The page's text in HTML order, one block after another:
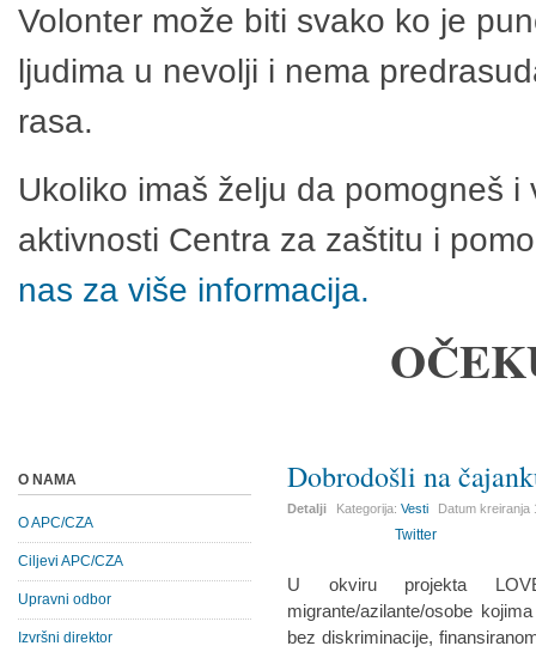
Volonter može biti svako ko je
ljudima u nevolji i nema
rasa.
Ukoliko imaš želju da pomogneš
aktivnosti Centra za zaštitu i
nas za više informacija.
Dobrodošli na
Detalji Kategorija:Vesti Datum kreiranja
Twitter
U okviru projekta
migrante/azilante/osobe
bez diskriminacije,
O NAMA
O APC/CZA
Ciljevi APC/CZA
Upravni odbor
Izvršni direktor